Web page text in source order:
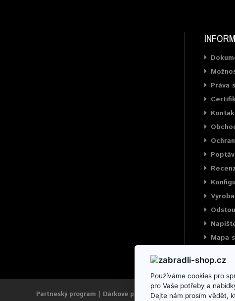
Práva
Mapa
Partneský program Dárkové poukazy Výrobci Reklamace
Používáme cookies pro
pro Vaše potřeby a
Dejte nám prosím vědět,